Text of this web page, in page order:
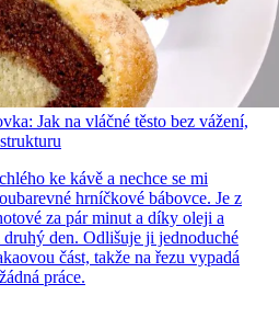
Jak na vláčné těsto bez vážení,
ke kávě a nechce se mi
hrníčkové bábovce. Je z
za pár minut a díky oleji a
den. Odlišuje ji jednoduché
část, takže na řezu vypadá
práce.